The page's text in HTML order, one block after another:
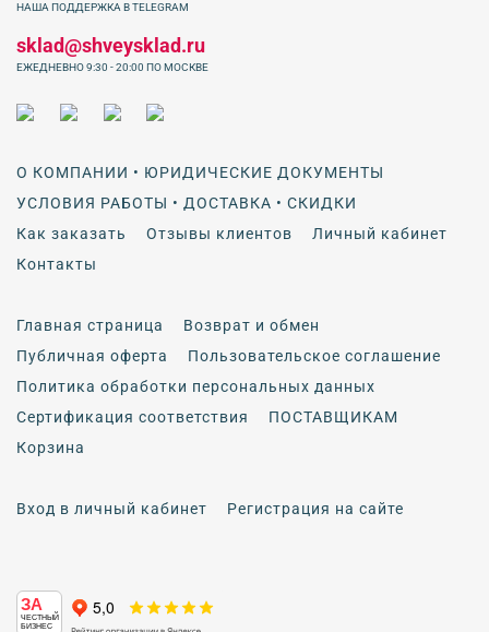
О КОМПАНИИ • ЮРИДИЧЕСКИЕ ДОКУМЕНТЫ
УСЛОВИЯ РАБОТЫ • ДОСТАВКА • СКИДКИ
Как заказать
Отзывы клиентов
Личный кабинет
Контакты
Главная страница
Возврат и обмен
Публичная оферта
Пользовательское соглашение
Политика обработки персональных данных
Сертификация соответствия
ПОСТАВЩИКАМ
Корзина
Вход в личный кабинет Регистрация на сайте
НАША ПОДДЕРЖКА В TELEGRAM
sklad@shveysklad.ru
ЕЖЕДНЕВНО 9:30 - 20:00 ПО МОСКВЕ
ЗА
ЧЕСТНЫЙ
БИЗНЕС